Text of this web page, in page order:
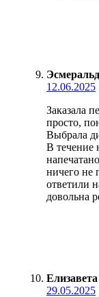
12.06.2025
Заказала
просто,
Выбрала
В течение
ничего не
ответили
довольна
29.05.2025